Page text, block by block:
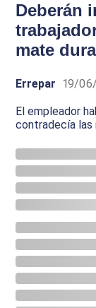
Deberán
mate
Errepar 19/
El empleador
contradecía las